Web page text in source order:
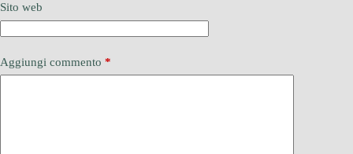
Sito web
Aggiungi commento *